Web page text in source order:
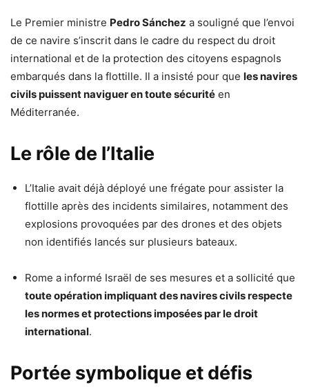
Le Premier ministre Pedro Sánchez a souligné que l’envoi
de ce navire s’inscrit dans le cadre du respect du droit
international et de la protection des citoyens espagnols
embarqués dans la flottille. Il a insisté pour que les navires
civils puissent naviguer en toute sécurité en
Méditerranée.
Le rôle de l’Italie
L’Italie avait déjà déployé une frégate pour assister la
flottille après des incidents similaires, notamment des
explosions provoquées par des drones et des objets
non identifiés lancés sur plusieurs bateaux.
Rome a informé Israël de ses mesures et a sollicité que
toute opération impliquant des navires civils respecte
les normes et protections imposées par le droit
international.
Portée symbolique et défis